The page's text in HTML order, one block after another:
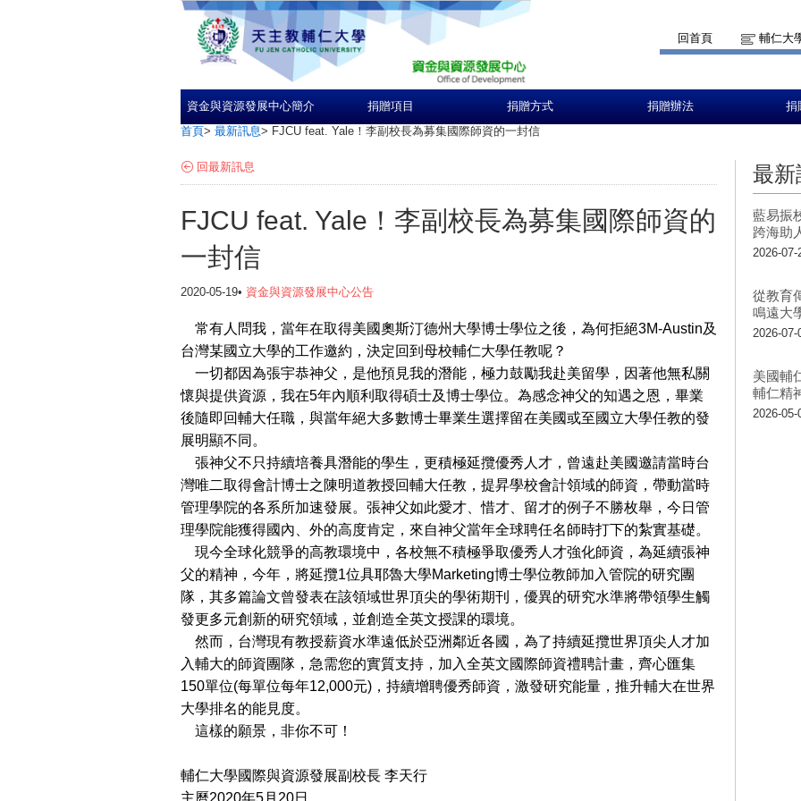
回首頁 輔仁大
資金與資源發展中心簡介 捐贈項目 捐贈方式 捐贈辦法 捐
首頁> 最新訊息> FJCU feat. Yale！李副校長為募集國際師資的一封信
回最新訊息
FJCU feat. Yale！李副校長為募集國際師資的
一封信
2020-05-19• 資金與資源發展中心公告
常有人問我，當年在取得美國奧斯汀德州大學博士學位之後，為何拒絕3M-Austin及
台灣某國立大學的工作邀約，決定回到母校輔仁大學任教呢？
一切都因為張宇恭神父，是他預見我的潛能，極力鼓勵我赴美留學，因著他無私關
懷與提供資源，我在5年內順利取得碩士及博士學位。為感念神父的知遇之恩，畢業
後隨即回輔大任職，與當年絕大多數博士畢業生選擇留在美國或至國立大學任教的發
展明顯不同。
張神父不只持續培養具潛能的學生，更積極延攬優秀人 才，曾遠赴美國邀請當時台
灣唯二取得會計博士之陳明道教授回輔大任教，提昇學校會計領域的師資，帶動當時
管理學院的各系所加速發展。張神父如此愛才、惜才、留才的例子不勝枚舉，今日管
理學院能獲得國內、外的高度肯定，來自神父當年全球聘任名師時打下的紮實基礎。
現今全球化競爭的高教環境中，各校無不積極爭取優秀人才強化師資，為延續張神
父的精神，今年，將延攬1位具耶魯大學Marketing博士學位教師加入管院的研究團
隊，其多篇論文曾發表在該領域世界頂尖的學術期刊，優異的研究水準將帶領學生觸
發更多元創新的研究領域，並創造全英文授課的環境。
然而，台灣現有教授薪資水準遠低於亞洲鄰近各國，為了持續延攬世界頂尖人才加
入輔大的師資團隊，急需您的實質支持，加入全英文國際師資禮聘計畫，齊心匯集
150單位(每單位每年12,000元)，持續增聘優秀師資，激發研究能量，推升輔大在世界
大學排名的能見度。
這樣的願景，非你不可！
輔仁大學國際與資源發展副校長 李天行
主曆2020年5月20日
最新
藍易振
跨海助
2026-07-
從教育
鳴遠大
2026-07-
美國輔
輔仁精
2026-05-